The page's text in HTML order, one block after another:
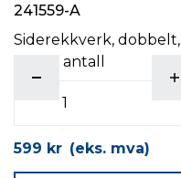
241559-A
Siderekkverk, dobbelt,
1,09 m antall
599 kr (eks. mva)